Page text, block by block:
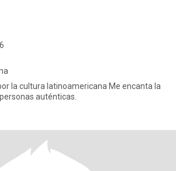
latinoamericana Me encanta la
auténticas.